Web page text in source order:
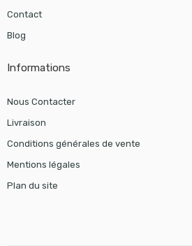
Contact
Blog
Informations
Nous Contacter
Livraison
Conditions générales de vente
Mentions légales
Plan du site